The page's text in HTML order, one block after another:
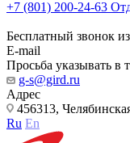
+7 (801) 200-24-63
Бесплатный звонок
E-mail
Просьба указывать в
g-s@gird.ru
Адрес
456313,
Ru En